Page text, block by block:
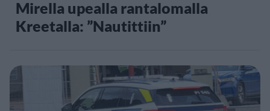
Mirella upealla rantalomalla
Kreetalla: ”Nautittiin”